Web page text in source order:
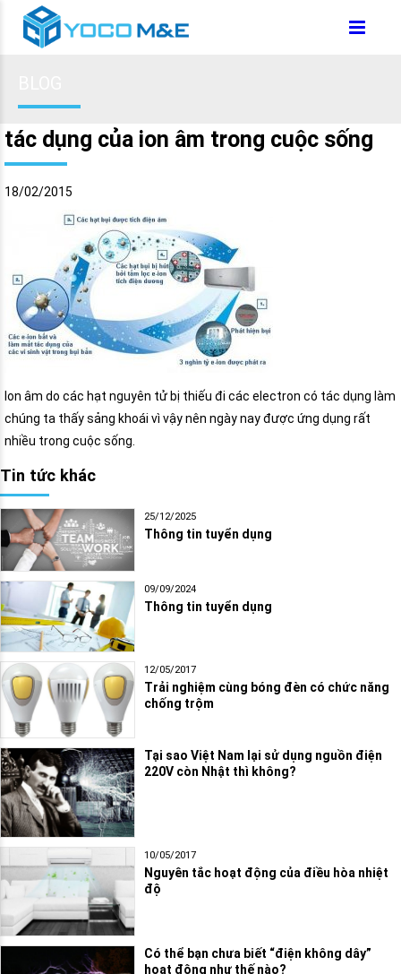
tác dụng của ion âm trong cuộc sống
18/02/2015
Ion âm do các hạt nguyên tử bị thiếu đi các electron có tác dụng làm
chúng ta thấy sảng khoái vì vậy nên ngày nay được ứng dụng rất
nhiều trong cuộc sống.
Tin tức khác
25/12/2025
Thông tin tuyển dụng
09/09/2024
Thông tin tuyển dụng
12/05/2017
Trải nghiệm cùng bóng đèn có chức năng
chống trộm
Tại sao Việt Nam lại sử dụng nguồn điện
220V còn Nhật thì không?
10/05/2017
Nguyên tắc hoạt động của điều hòa nhiệt
độ
Có thể bạn chưa biết “điện không dây”
hoạt động như thế nào?